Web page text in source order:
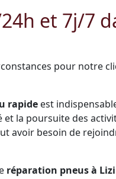
et 7j/7
pour notre
rapide est
la poursuite des
avoir besoin de
réparation pneus à